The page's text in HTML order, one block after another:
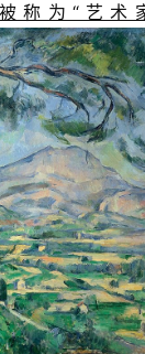
称为“艺术